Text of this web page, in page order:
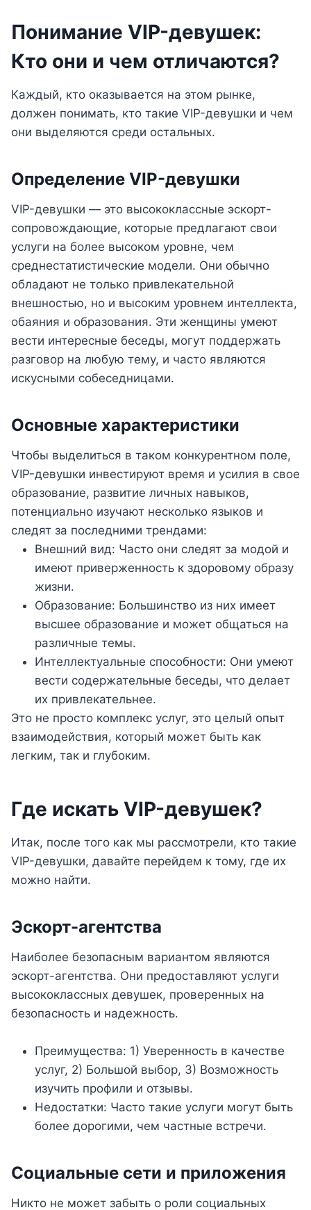
Понимание VIP-девушек:
Кто они и чем отличаются?
Каждый, кто оказывается на этом рынке,
должен понимать, кто такие VIP-девушки и чем
они выделяются среди остальных.
Определение VIP-девушки
VIP-девушки — это высококлассные эскорт-
сопровождающие, которые предлагают свои
услуги на более высоком уровне, чем
среднестатистические модели. Они обычно
обладают не только привлекательной
внешностью, но и высоким уровнем интеллекта,
обаяния и образования. Эти женщины умеют
вести интересные беседы, могут поддержать
разговор на любую тему, и часто являются
искусными собеседницами.
Основные характеристики
Чтобы выделиться в таком конкурентном поле,
VIP-девушки инвестируют время и усилия в свое
образование, развитие личных навыков,
потенциально изучают несколько языков и
следят за последними трендами:
Внешний вид: Часто они следят за модой и
имеют приверженность к здоровому образу
жизни.
Образование: Большинство из них имеет
высшее образование и может общаться на
различные темы.
Интеллектуальные способности: Они умеют
вести содержательные беседы, что делает
их привлекательнее.
Это не просто комплекс услуг, это целый опыт
взаимодействия, который может быть как
легким, так и глубоким.
Где искать VIP-девушек?
Итак, после того как мы рассмотрели, кто такие
VIP-девушки, давайте перейдем к тому, где их
можно найти.
Эскорт-агентства
Наиболее безопасным вариантом являются
эскорт-агентства. Они предоставляют услуги
высококлассных девушек, проверенных на
безопасность и надежность.
Преимущества: 1) Уверенность в качестве
услуг, 2) Большой выбор, 3) Возможность
изучить профили и отзывы.
Недостатки: Часто такие услуги могут быть
более дорогими, чем частные встречи.
Социальные сети и приложения
Никто не может забыть о роли социальных